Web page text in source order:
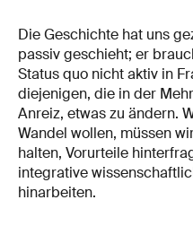
Die Geschichte hat uns
passiv geschieht; er
Status quo nicht aktiv in
diejenigen, die in der
Anreiz, etwas zu ändern.
Wandel wollen, müssen
halten, Vorurteile
integrative
hinarbeiten.